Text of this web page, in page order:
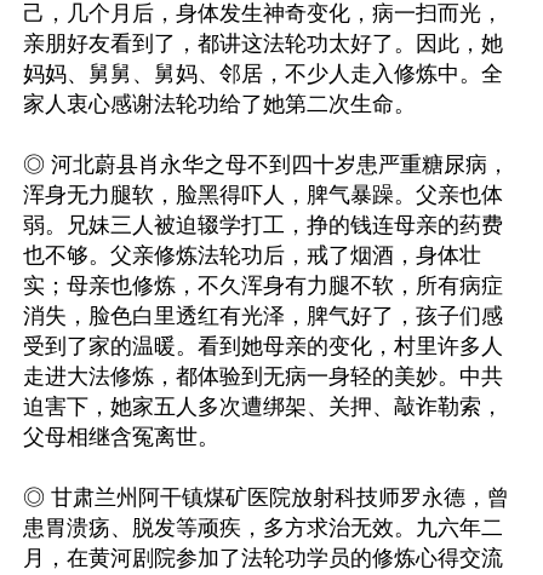
己，几个月后，身体发生神奇变化，病一扫而光，
亲朋好友看到了，都讲这法轮功太好了。因此，她
妈妈、舅舅、舅妈、邻居，不少人走入修炼中。全
家人衷心感谢法轮功给了她第二次生命。
◎ 河北蔚县肖永华之母不到四十岁患严重糖尿病，
浑身无力腿软，脸黑得吓人，脾气暴躁。父亲也体
弱。兄妹三人被迫辍学打工，挣的钱连母亲的药费
也不够。父亲修炼法轮功后，戒了烟酒，身体壮
实；母亲也修炼，不久浑身有力腿不软，所有病症
消失，脸色白里透红有光泽，脾气好了，孩子们感
受到了家的温暖。看到她母亲的变化，村里许多人
走进大法修炼，都体验到无病一身轻的美妙。中共
迫害下，她家五人多次遭绑架、关押、敲诈勒索，
父母相继含冤离世。
◎ 甘肃兰州阿干镇煤矿医院放射科技师罗永德，曾
患胃溃疡、脱发等顽疾，多方求治无效。九六年二
月，在黄河剧院参加了法轮功学员的修炼心得交流